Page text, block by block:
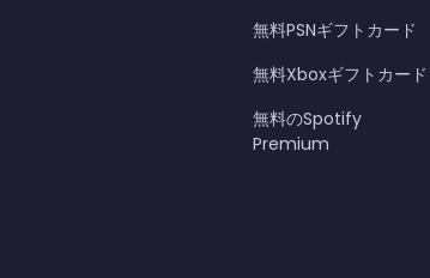
無料PSNギフトカード
無料Xboxギフトカード
無料のSpotify
Premium